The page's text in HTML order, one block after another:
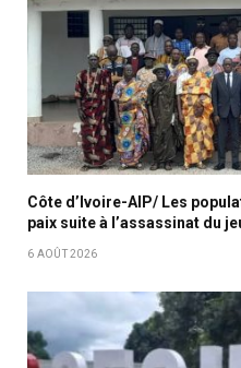
Côte d’Ivoire-AIP/ Les
paix suite à l’assassinat du
6 AOÛT 2026